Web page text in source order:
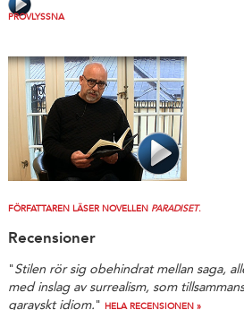
PROVLYSSNA
FÖRFATTAREN LÄSER NOVELLEN PARADISET.
Recensioner
"Stilen rör sig obehindrat mellan saga,
med inslag av surrealism, som
garayskt idiom." HELA RECENSIONEN »